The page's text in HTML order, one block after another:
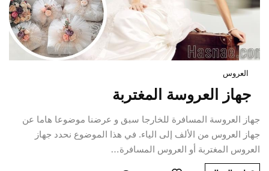
العروس
جهاز العروسة المغتربة
جهاز العروسة المسافرة للخارجا سبق و عرضنا موضوعا هاما عن
جهاز العروس من الألف إلى الياء. في هذا الموضوع نحدد جهاز
العروس المغتربة أو العروس المسافرة…